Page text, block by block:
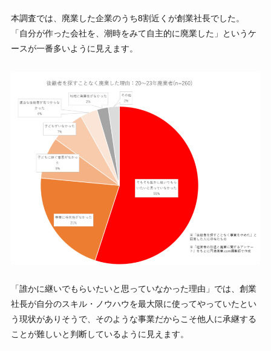
本調査では、廃業した企業のうち8割近くが創業社長でした。
「自分が作った会社を、潮時をみて自主的に廃業した」というケ
ースが一番多いように見えます。
「誰かに継いでもらいたいと思っていなかった理由」では、創業
社長が自分のスキル・ノウハウを最大限に使ってやっていたとい
う現状がありそうで、そのような事業だからこそ他人に承継する
ことが難しいと判断しているように見えます。